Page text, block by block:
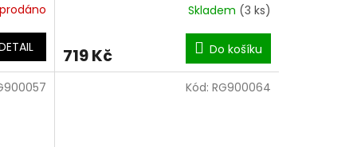
Skladem (3 ks)
719 Kč Do košíku
Kód: RG900064